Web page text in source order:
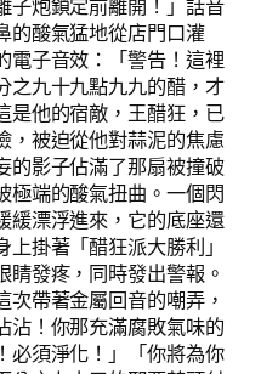
子炮鎖定前離開！」話音
的酸氣猛地從店門口灌
電子音效：「警告！這裡
之九十九點九九的醋，才
是他的宿敵，王醋狂，已
，被迫從他對蒜泥的焦慮
的影子佔滿了那扇被撞破
極端的酸氣扭曲。一個閃
緩漂浮進來，它的底座還
掛著「醋狂派大勝利」
睛發疼，同時發出警報。
帶著金屬回音的嘲弄，
沾！你那充滿腐敗氣味的
必須淨化！」「你將為你